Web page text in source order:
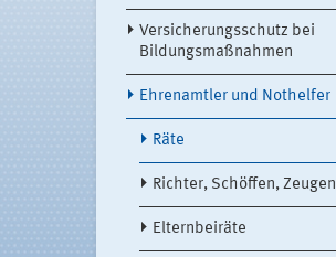
Versicherungsschutz bei
Bildungsmaßnahmen
Ehrenamtler und Nothelfer
Räte
Richter, Schöffen, Zeugen
Elternbeiräte